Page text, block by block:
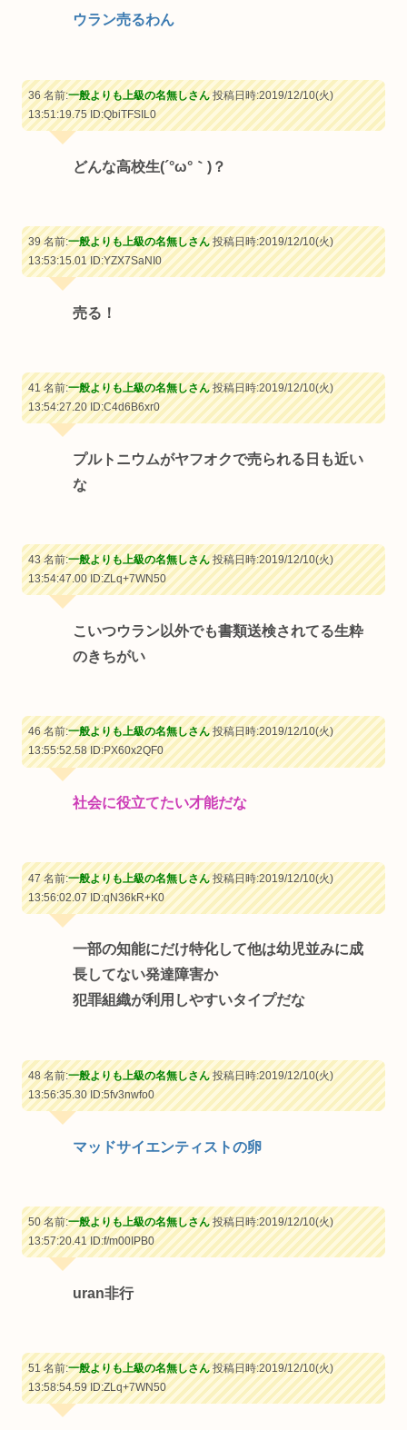
ウラン売るわん
36 名前:一般よりも上級の名無しさん投稿日時:2019/12/10(火)
13:51:19.75ID:QbiTFSIL0
どんな高校生(´°ω°｀)？
39 名前:一般よりも上級の名無しさん投稿日時:2019/12/10(火)
13:53:15.01ID:YZX7SaNI0
売る！
41 名前:一般よりも上級の名無しさん投稿日時:2019/12/10(火)
13:54:27.20ID:C4d6B6xr0
プルトニウムがヤフオクで売られる日も近い
な
43 名前:一般よりも上級の名無しさん投稿日時:2019/12/10(火)
13:54:47.00ID:ZLq+7WN50
こいつウラン以外でも書類送検されてる生粋
のきちがい
46 名前:一般よりも上級の名無しさん投稿日時:2019/12/10(火)
13:55:52.58ID:PX60x2QF0
社会に役立てたい才能だな
47 名前:一般よりも上級の名無しさん投稿日時:2019/12/10(火)
13:56:02.07ID:qN36kR+K0
一部の知能にだけ特化して他は幼児並みに成
長してない発達障害か
犯罪組織が利用しやすいタイプだな
48 名前:一般よりも上級の名無しさん投稿日時:2019/12/10(火)
13:56:35.30ID:5fv3nwfo0
マッドサイエンティストの卵
50 名前:一般よりも上級の名無しさん投稿日時:2019/12/10(火)
13:57:20.41ID:f/m00IPB0
uran非行
51 名前:一般よりも上級の名無しさん投稿日時:2019/12/10(火)
13:58:54.59ID:ZLq+7WN50